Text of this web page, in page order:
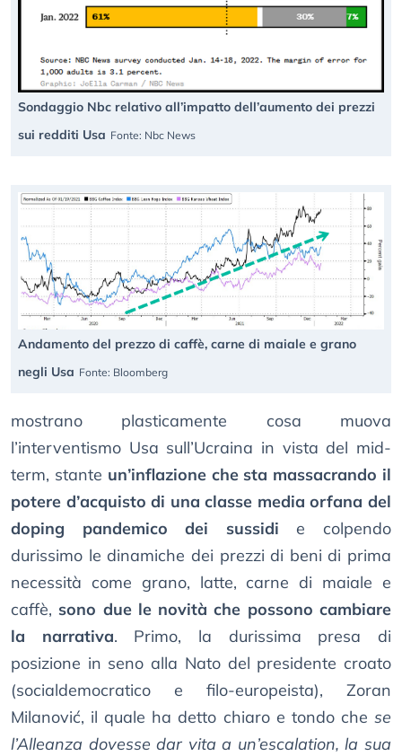
Sondaggio Nbc relativo all’impatto dell’aumento dei prezzi
sui redditi Usa Fonte: Nbc News
Andamento del prezzo di caffè, carne di maiale e grano
negli Usa Fonte: Bloomberg
mostrano plasticamente cosa muova
l’interventismo Usa sull’Ucraina in vista del mid-
term, stante un’inflazione che sta massacrando il
potere d’acquisto di una classe media orfana del
doping pandemico dei sussidi e colpendo
durissimo le dinamiche dei prezzi di beni di prima
necessità come grano, latte, carne di maiale e
caffè, sono due le novità che possono cambiare
la narrativa. Primo, la durissima presa di
posizione in seno alla Nato del presidente croato
(socialdemocratico e filo-europeista), Zoran
Milanović, il quale ha detto chiaro e tondo che se
l’Alleanza dovesse dar vita a un’escalation, la sua